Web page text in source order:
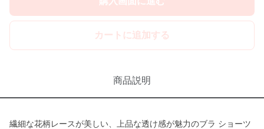
カートに追加する
商品説明
繊細な花柄レースが美しい、上品な透け感が魅力のブラ ショーツ